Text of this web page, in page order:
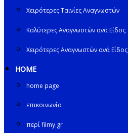
Χειρότερες Ταινίες Αναγνωστών
Καλύτερες Αναγνωστών ανά Είδος
Χειρότερες Αναγνωστών ανά Είδος
HOME
home page
επικοινωνία
περί filmy.gr